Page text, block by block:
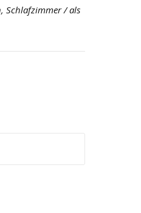
Schlafzimmer / als